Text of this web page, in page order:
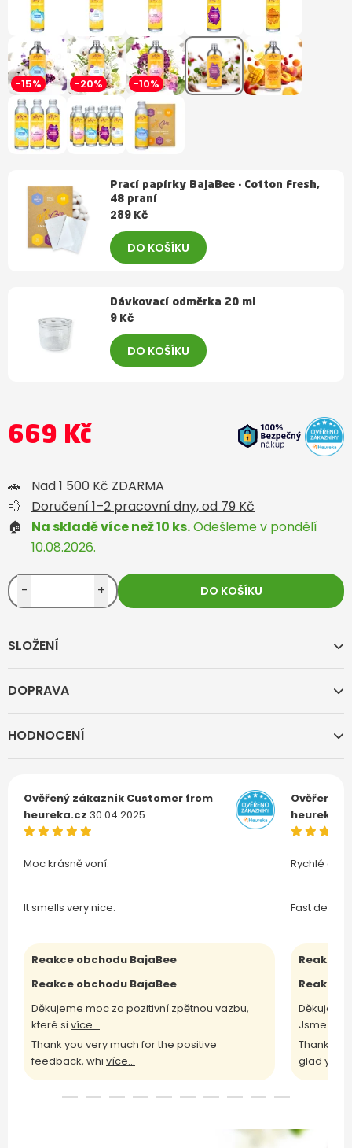
SLOŽENÍ
DOPRAVA
HODNOCENÍ
Ověřený zákazník Customer from
heureka.cz 30.04.2025
Moc krásně voní.
It smells very nice.
Reakce obchodu BajaBee
Reakce obchodu BajaBee
Děkujeme moc za pozitivní zpětnou vazbu,
které si více...
Thank you very much for the positive
feedback, whi více...
Ověřený
Rychlé
Fast
Reakce
Reakce
Jsme rádi
Thank
glad yo
-15% -20% -10%
Prací papírky BajaBee - Cotton Fresh,
48 praní
289 Kč
DO KOŠÍKU
Dávkovací odměrka 20 ml
9 Kč
DO KOŠÍKU
669 Kč
🚗
Nad 1 500 Kč ZDARMA
💨
Doručení 1–2 pracovní dny, od 79 Kč
🏠
Na skladě více než 10 ks.Odešleme v pondělí
10.08.2026.
- + DO KOŠÍKU